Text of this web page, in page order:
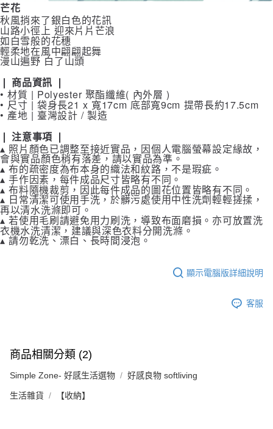
芒花
秋風捎來了銀白色的花訊
山路小徑上 迎來片片芒浪
如白雪般的花穗
輕柔地在風中翩翩起舞
漫山遍野 白了山頭
❘ 商品資訊 ❘
• 材質 | Polyester 聚酯纖維( 內外層 )
• 尺寸 | 袋身長21 x 寬17cm 底部寬9cm 提帶長約17.5cm
• 產地 | 臺灣設計 / 製造
❘ 注意事項 ❘
▴ 照片顏色已調整至接近實品，因個人電腦螢幕設定緣故，
會與實品顏色稍有落差，請以實品為準。
▴ 布的疏密度為布本身的織法和紋路，不是瑕疵。
▴ 手作因素，每件成品尺寸皆略有不同。
▴ 布料隨機裁剪，因此每件成品的圖花位置皆略有不同。
▴ 日常清潔可使用手洗，於髒污處使用中性洗劑輕輕搓揉，
再以清水洗滌即可。
▴ 若使用毛刷請避免用力刷洗，導致布面磨損。亦可放置洗
衣機水洗清潔，建議與深色衣料分開洗滌。
▴ 請勿乾洗、漂白、長時間浸泡。
顯示電腦版詳細說明
客服
商品相關分類 (2)
Simple Zone- 好感生活選物 好感良物 softliving
生活雜貨 【收納】